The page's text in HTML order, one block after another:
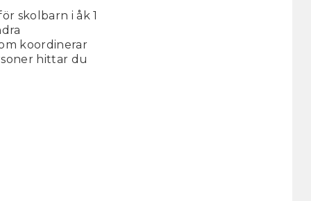
skolbarn i åk 1
koordinerar
hittar du